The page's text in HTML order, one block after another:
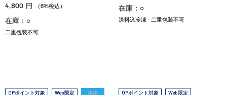
4,800 円 （8%税込）
在庫：○
二重包装不可
在庫：○
送料込冷凍 二重包装不可
OPポイント対象 Web限定 冷凍 OPポイント対象 Web限定